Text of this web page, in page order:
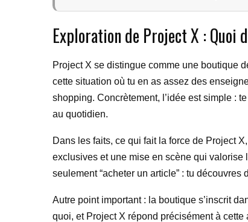
Exploration de Project X : Quoi
Project X se distingue comme une boutique
cette situation où tu en as assez des
shopping. Concrètement, l’idée est simple :
au quotidien.
Dans les faits, ce qui fait la force de Project
exclusives et une mise en scène qui valorise
seulement “acheter un article” : tu
Autre point important : la boutique s’inscrit
quoi, et Project X répond précisément à